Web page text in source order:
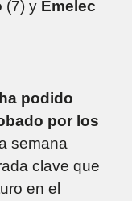
(7) y Emelec
podido
por los
semana
clave que
en el